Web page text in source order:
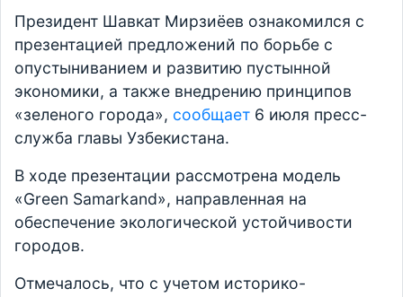
Президент Шавкат Мирзиёев ознакомился с
презентацией предложений по борьбе с
опустыниванием и развитию пустынной
экономики, а также внедрению принципов
«зеленого города», сообщает 6 июля пресс-
служба главы Узбекистана.
В ходе презентации рассмотрена модель
«Green Samarkand», направленная на
обеспечение экологической устойчивости
городов.
Отмечалось, что с учетом историко-